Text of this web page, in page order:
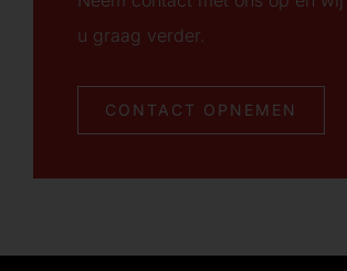
u graag verder.
CONTACT OPNEMEN